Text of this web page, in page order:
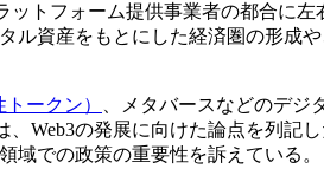
トフォーム提供事業者の都合に
ル資産をもとにした経済圏の形成
ークン）
、メタバースなどのデ
Web3の発展に向けた論点を列記
域での政策の重要性を訴えている。